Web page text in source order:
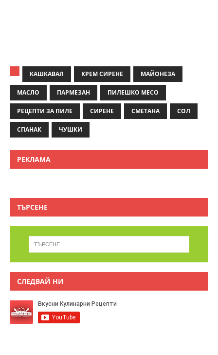
КАШКАВАЛ КРЕМ СИРЕНЕ МАЙОНЕЗА
МАСЛО ПАРМЕЗАН ПИЛЕШКО МЕСО
РЕЦЕПТИ ЗА ПИЛЕ СИРЕНЕ СМЕТАНА СОЛ
СПАНАК ЧУШКИ
РЕКЛАМА
ТЪРСЕНЕ
СЛЕДВАЙ НИ